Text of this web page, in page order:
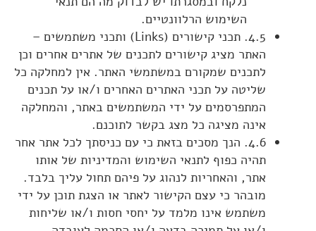
השימוש הרלוונטיים.
4.5. תכני קישורים (Links) ותכני משתמשים –
האתר מציג קישורים לתכנים של אתרים אחרים וכן
לתכנים שמקורם במשתמשי האתר. אין למחלקה כל
שליטה על תכני האתרים האחרים ו/או על תכנים
המתפרסמים על ידי המשתמשים באתר, והמחלקה
אינה מציגה כל מצג בקשר לתוכנם.
4.6. הנך מסכים בזאת כי עם כניסתך לכל אתר אחר
תהיה כפוף לתנאי השימוש והמדיניות של אותו
אתר, והאחריות לנהוג על פיהם תחול עליך בלבד.
מובהר כי עצם הקישור לאתר או הצגת תוכן על ידי
משתמש אינו מלמד על יחסי חסות ו/או שליחות